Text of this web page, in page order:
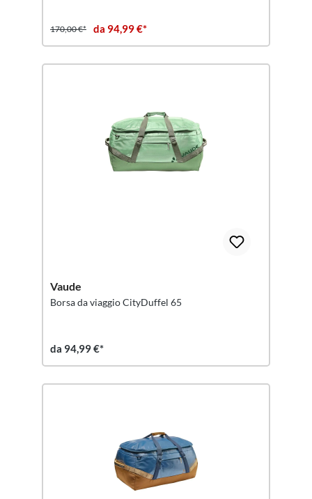
170,00 €* da 94,99 €*
Vaude
Borsa da viaggio CityDuffel 65
da 94,99 €*